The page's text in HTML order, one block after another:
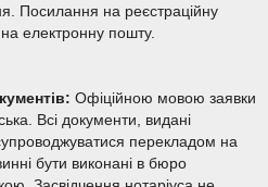
Посилання на реєстраційну
електронну пошту.
Офіційною мовою заявки
Всі документи, видані
перекладом на
бути виконані в бюро